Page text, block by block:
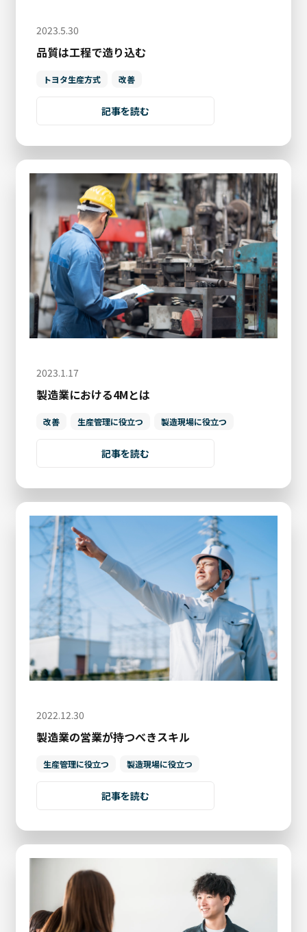
2023.5.30
品質は工程で造り込む
トヨタ生産方式 改善
記事を読む
2023.1.17
製造業における4Mとは
改善 生産管理に役立つ 製造現場に役立つ
記事を読む
2022.12.30
製造業の営業が持つべきスキル
生産管理に役立つ 製造現場に役立つ
記事を読む